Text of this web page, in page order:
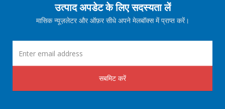
उत्पाद अपडेट के लिए सदस्यता लें
मासिक न्यूज़लेटर और ऑफ़र सीधे अपने मेलबॉक्स में प्राप्त करें।
सबमिट करें